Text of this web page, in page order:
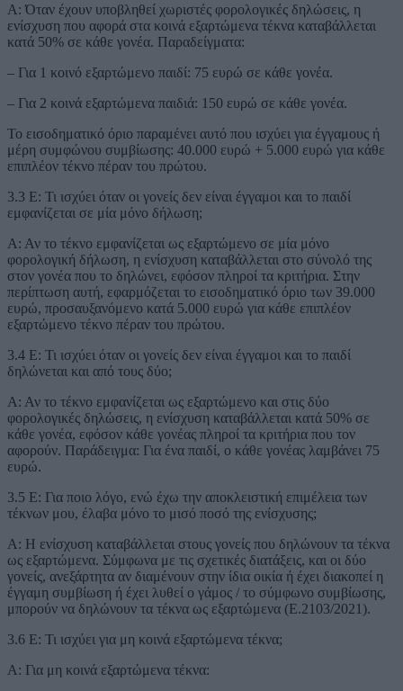
Α: Όταν έχουν υποβληθεί χωριστές φορολογικές δηλώσεις, η
ενίσχυση που αφορά στα κοινά εξαρτώμενα τέκνα καταβάλλεται
κατά 50% σε κάθε γονέα. Παραδείγματα:
– Για 1 κοινό εξαρτώμενο παιδί: 75 ευρώ σε κάθε γονέα.
– Για 2 κοινά εξαρτώμενα παιδιά: 150 ευρώ σε κάθε γονέα.
Το εισοδηματικό όριο παραμένει αυτό που ισχύει για έγγαμους ή
μέρη συμφώνου συμβίωσης: 40.000 ευρώ + 5.000 ευρώ για κάθε
επιπλέον τέκνο πέραν του πρώτου.
3.3 Ε: Τι ισχύει όταν οι γονείς δεν είναι έγγαμοι και το παιδί
εμφανίζεται σε μία μόνο δήλωση;
Α: Αν το τέκνο εμφανίζεται ως εξαρτώμενο σε μία μόνο
φορολογική δήλωση, η ενίσχυση καταβάλλεται στο σύνολό της
στον γονέα που το δηλώνει, εφόσον πληροί τα κριτήρια. Στην
περίπτωση αυτή, εφαρμόζεται το εισοδηματικό όριο των 39.000
ευρώ, προσαυξανόμενο κατά 5.000 ευρώ για κάθε επιπλέον
εξαρτώμενο τέκνο πέραν του πρώτου.
3.4 Ε: Τι ισχύει όταν οι γονείς δεν είναι έγγαμοι και το παιδί
δηλώνεται και από τους δύο;
Α: Αν το τέκνο εμφανίζεται ως εξαρτώμενο και στις δύο
φορολογικές δηλώσεις, η ενίσχυση καταβάλλεται κατά 50% σε
κάθε γονέα, εφόσον κάθε γονέας πληροί τα κριτήρια που τον
αφορούν. Παράδειγμα: Για ένα παιδί, ο κάθε γονέας λαμβάνει 75
ευρώ.
3.5 Ε: Για ποιο λόγο, ενώ έχω την αποκλειστική επιμέλεια των
τέκνων μου, έλαβα μόνο το μισό ποσό της ενίσχυσης;
Α: Η ενίσχυση καταβάλλεται στους γονείς που δηλώνουν τα τέκνα
ως εξαρτώμενα. Σύμφωνα με τις σχετικές διατάξεις, και οι δύο
γονείς, ανεξάρτητα αν διαμένουν στην ίδια οικία ή έχει διακοπεί η
έγγαμη συμβίωση ή έχει λυθεί ο γάμος / το σύμφωνο συμβίωσης,
μπορούν να δηλώνουν τα τέκνα ως εξαρτώμενα (Ε.2103/2021).
3.6 Ε: Τι ισχύει για μη κοινά εξαρτώμενα τέκνα;
Α: Για μη κοινά εξαρτώμενα τέκνα: